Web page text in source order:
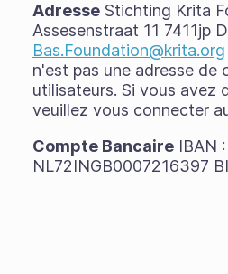
AdresseStichting Krita
Assesenstraat 11 7411jp
Bas.Foundation@krita.org
n'est pas une adresse de
utilisateurs. Si vous avez
veuillez vous connecter
Compte BancaireIBAN :
NL72INGB0007216397